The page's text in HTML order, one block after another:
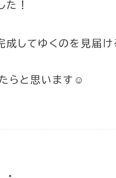
た！
してゆくのを見届け
らと思います☺